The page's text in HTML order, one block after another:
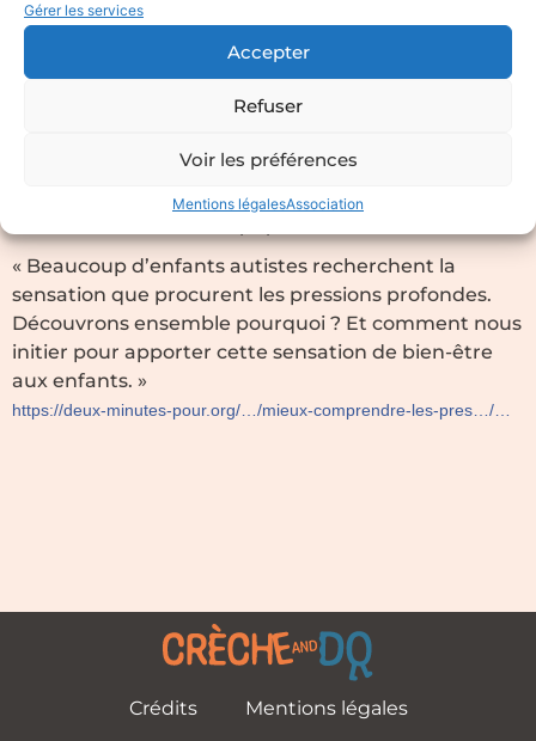
Gérer les services
Accepter
Refuser
Voir les préférences
Mentions légalesAssociation
Mieux comprendre les
pressions profondes
« Beaucoup d’enfants autistes recherchent la
sensation que procurent les pressions profondes.
Découvrons ensemble pourquoi ? Et comment nous
initier pour apporter cette sensation de bien-être
aux enfants. »
https://deux-minutes-pour.org/…/mieux-comprendre-les-pres…/…
Crédits Mentions légales